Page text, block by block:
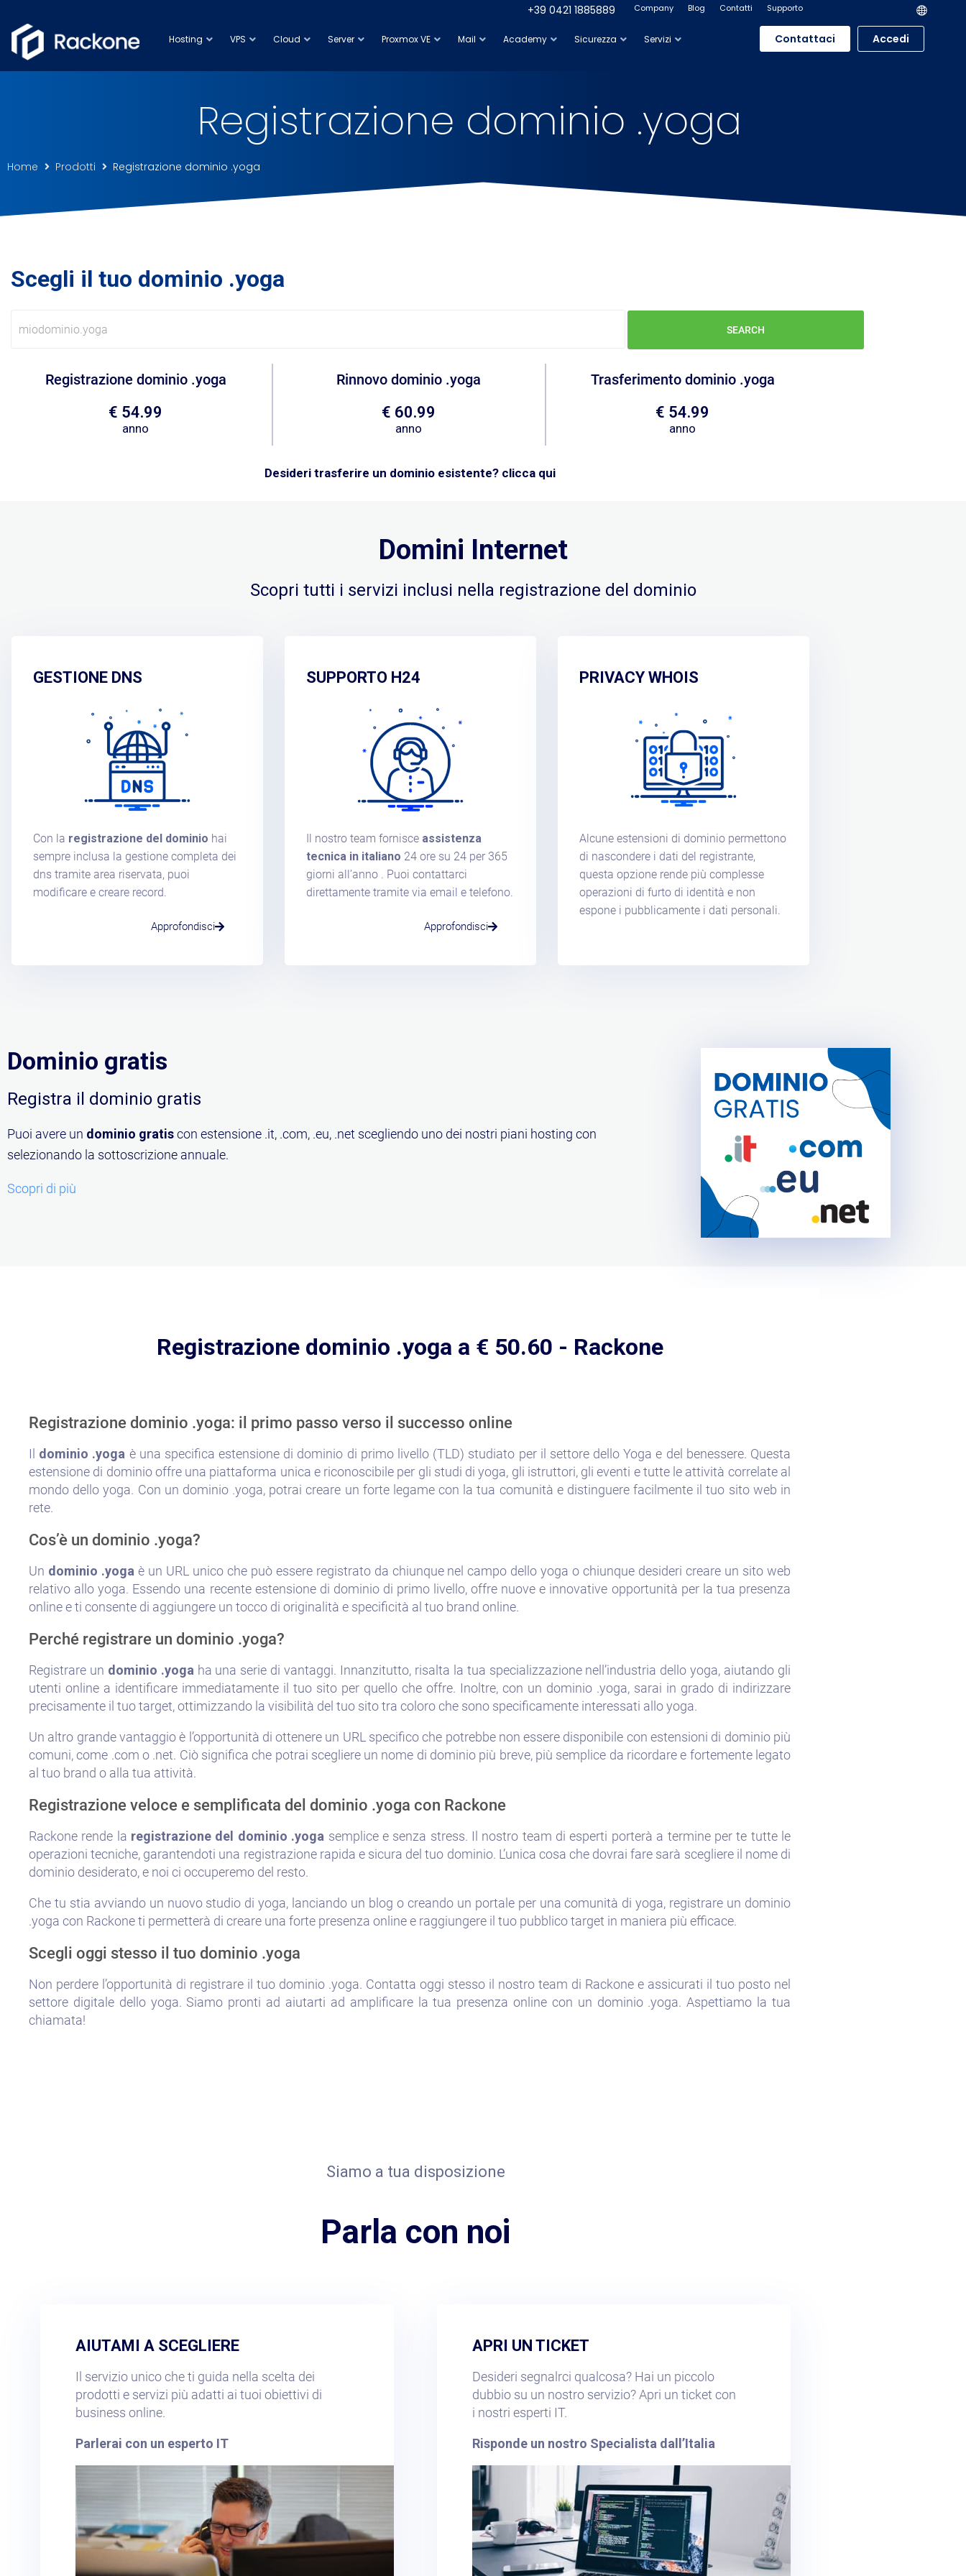
+39 0421 1885889 Company Blog Contatti Supporto
Hosting VPS Cloud Server Proxmox VE Mail Academy Sicurezza Servizi Contattaci Accedi
Registrazione dominio .yoga
Home Prodotti Registrazione dominio .yoga
Scegli il tuo dominio .yoga
Registrazione dominio .yoga
€ 54.99
anno
Rinnovo dominio .yoga
€ 60.99
anno
Trasferimento dominio .yoga
€ 54.99
anno
Desideri trasferire un dominio esistente? clicca qui
Domini Internet
Scopri tutti i servizi inclusi nella registrazione del dominio
GESTIONE DNS
Con la registrazione del dominio hai
sempre inclusa la gestione completa dei
dns tramite area riservata, puoi
modificare e creare record.
Approfondisci
SUPPORTO H24
Il nostro team fornisce assistenza
tecnica in italiano 24 ore su 24 per 365
giorni all’anno . Puoi contattarci
direttamente tramite via email e telefono.
Approfondisci
PRIVACY WHOIS
Alcune estensioni di dominio permettono
di nascondere i dati del registrante,
questa opzione rende più complesse
operazioni di furto di identità e non
espone i pubblicamente i dati personali.
Dominio gratis
Registra il dominio gratis
Puoi avere un dominio gratiscon estensione .it, .com, .eu, .net scegliendo uno dei nostri piani hosting con
selezionando la sottoscrizione annuale.
Scopri di più
Registrazione dominio .yoga a € 50.60 - Rackone
Registrazione dominio .yoga: il primo passo verso il successo online
Il dominio .yoga è una specifica estensione di dominio di primo livello (TLD) studiato per il settore dello Yoga e del benessere. Questa
estensione di dominio offre una piattaforma unica e riconoscibile per gli studi di yoga, gli istruttori, gli eventi e tutte le attività correlate al
mondo dello yoga. Con un dominio .yoga, potrai creare un forte legame con la tua comunità e distinguere facilmente il tuo sito web in
rete.
Cos’è un dominio .yoga?
Un dominio .yoga è un URL unico che può essere registrato da chiunque nel campo dello yoga o chiunque desideri creare un sito web
relativo allo yoga. Essendo una recente estensione di dominio di primo livello, offre nuove e innovative opportunità per la tua presenza
online e ti consente di aggiungere un tocco di originalità e specificità al tuo brand online.
Perché registrare un dominio .yoga?
Registrare un dominio .yoga ha una serie di vantaggi. Innanzitutto, risalta la tua specializzazione nell’industria dello yoga, aiutando gli
utenti online a identificare immediatamente il tuo sito per quello che offre. Inoltre, con un dominio .yoga, sarai in grado di indirizzare
precisamente il tuo target, ottimizzando la visibilità del tuo sito tra coloro che sono specificamente interessati allo yoga.
Un altro grande vantaggio è l’opportunità di ottenere un URL specifico che potrebbe non essere disponibile con estensioni di dominio più
comuni, come .com o .net. Ciò significa che potrai scegliere un nome di dominio più breve, più semplice da ricordare e fortemente legato
al tuo brand o alla tua attività.
Registrazione veloce e semplificata del dominio .yoga con Rackone
Rackone rende la registrazione del dominio .yoga semplice e senza stress. Il nostro team di esperti porterà a termine per te tutte le
operazioni tecniche, garantendoti una registrazione rapida e sicura del tuo dominio. L’unica cosa che dovrai fare sarà scegliere il nome di
dominio desiderato, e noi ci occuperemo del resto.
Che tu stia avviando un nuovo studio di yoga, lanciando un blog o creando un portale per una comunità di yoga, registrare un dominio
.yoga con Rackone ti permetterà di creare una forte presenza online e raggiungere il tuo pubblico target in maniera più efficace.
Scegli oggi stesso il tuo dominio .yoga
Non perdere l’opportunità di registrare il tuo dominio .yoga. Contatta oggi stesso il nostro team di Rackone e assicurati il tuo posto nel
settore digitale dello yoga. Siamo pronti ad aiutarti ad amplificare la tua presenza online con un dominio .yoga. Aspettiamo la tua
chiamata!
Siamo a tua disposizione
Parla con noi​
AIUTAMI A SCEGLIERE​
Il servizio unico che ti guida nella scelta dei
prodotti e servizi più adatti ai tuoi obiettivi di
business online.
Parlerai con un esperto IT
APRI UN TICKET​
Desideri segnalrci qualcosa? Hai un piccolo
dubbio su un nostro servizio? Apri un ticket con
i nostri esperti IT.
Risponde un nostro Specialista dall’Italia